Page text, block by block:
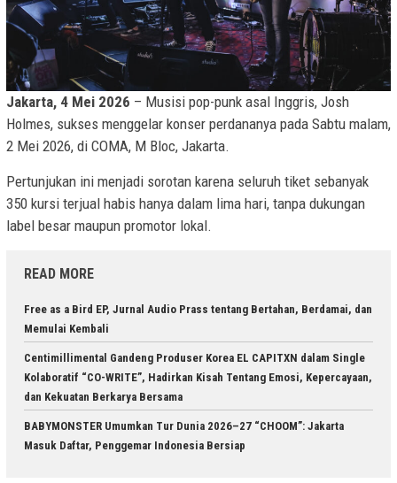
Jakarta, 4 Mei 2026 – Musisi pop-punk asal Inggris, Josh
Holmes, sukses menggelar konser perdananya pada Sabtu malam,
2 Mei 2026, di COMA, M Bloc, Jakarta.
Pertunjukan ini menjadi sorotan karena seluruh tiket sebanyak
350 kursi terjual habis hanya dalam lima hari, tanpa dukungan
label besar maupun promotor lokal.
READ MORE
Free as a Bird EP, Jurnal Audio Prass tentang Bertahan, Berdamai, dan
Memulai Kembali
Centimillimental Gandeng Produser Korea EL CAPITXN dalam Single
Kolaboratif “CO-WRITE”, Hadirkan Kisah Tentang Emosi, Kepercayaan,
dan Kekuatan Berkarya Bersama
BABYMONSTER Umumkan Tur Dunia 2026–27 “CHOOM”: Jakarta
Masuk Daftar, Penggemar Indonesia Bersiap